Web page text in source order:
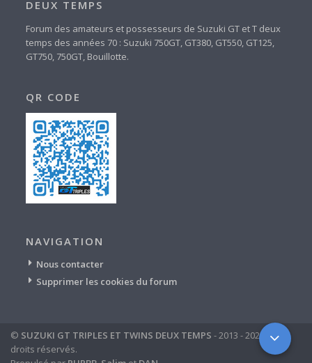
DEUX TEMPS
Forum des amateurs et possesseurs de Suzuki GT et T deux
temps des années 70 : Suzuki 750GT, GT380, GT550, GT125,
GT750, 750GT, Bouillotte.
QR CODE
NAVIGATION
Nous contacter
Supprimer les cookies du forum
© SUZUKI GT TRIPLES ET TWINS DEUX TEMPS - 2013 - 2024 - tous
droits réservés.